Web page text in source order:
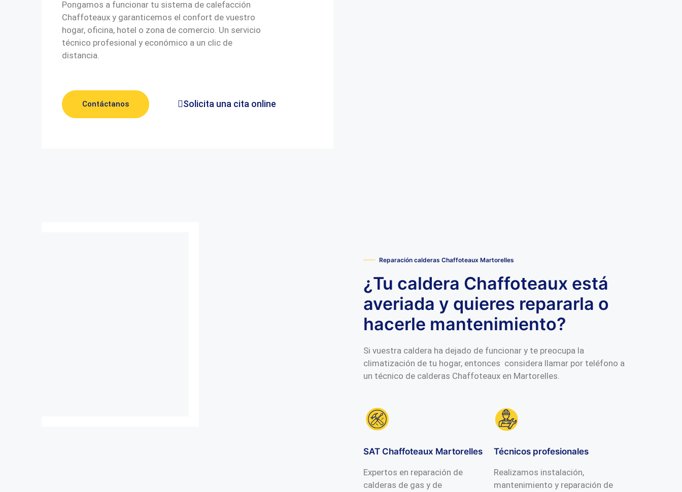
Pongamos a funcionar tu sistema de calefacción
Chaffoteaux y garanticemos el confort de vuestro
hogar, oficina, hotel o zona de comercio. Un servicio
técnico profesional y económico a un clic de
distancia.
Contáctanos Solicita una cita online
Reparación calderas Chaffoteaux Martorelles
¿Tu caldera Chaffoteaux está
averiada y quieres repararla o
hacerle mantenimiento?
Si vuestra caldera ha dejado de funcionar y te preocupa la
climatización de tu hogar, entonces considera llamar por teléfono a
un técnico de calderas Chaffoteaux en Martorelles.
SAT Chaffoteaux Martorelles
Expertos en reparación de
calderas de gas y de
Técnicos profesionales
Realizamos instalación,
mantenimiento y reparación de